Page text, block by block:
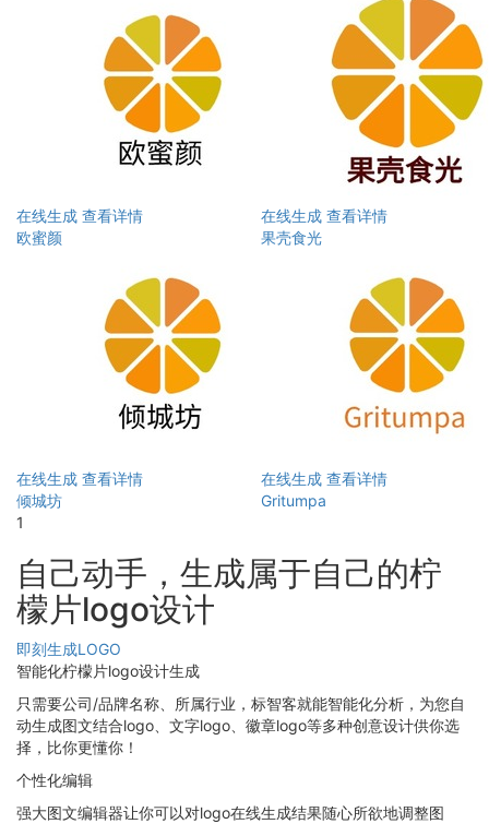
在线生成 查看详情
欧蜜颜
在线生成 查看详情
果壳食光
在线生成 查看详情
倾城坊
在线生成 查看详情
Gritumpa
1
自己动手，生成属于自己的柠
檬片logo设计
即刻生成LOGO
智能化柠檬片logo设计生成
只需要公司/品牌名称、所属行业，标智客就能智能化分析，为您自
动生成图文结合logo、文字logo、徽章logo等多种创意设计供你选
择，比你更懂你！
个性化编辑
强大图文编辑器让你可以对logo在线生成结果随心所欲地调整图